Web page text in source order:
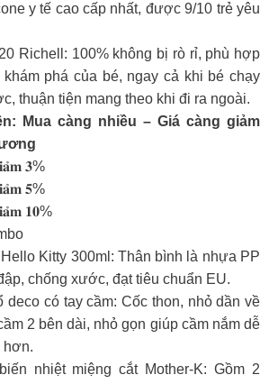
y tế cao cấp nhất, được 9/10 trẻ yêu
Richell: 100% không bị rò rỉ, phù hợp
phá của bé, ngay cả khi bé chạy
thuận tiện mang theo khi đi ra ngoài.
Mua càng nhiều – Giá càng giảm
𝟑%
𝟓%
𝟏𝟎%
Kitty 300ml: Thân bình là nhựa PP
chống xước, đạt tiêu chuẩn EU.
deco có tay cầm: Cốc thon, nhỏ dần về
2 bên dài, nhỏ gọn giúp cầm nắm dễ
hơn.
nhiệt miệng cắt Mother-K: Gồm 2